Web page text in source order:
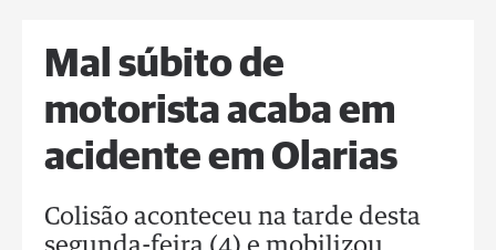
Mal súbito de
motorista acaba em
acidente em Olarias
Colisão aconteceu na tarde desta